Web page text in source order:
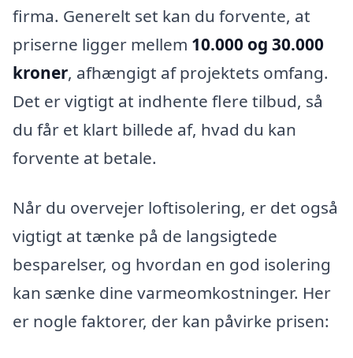
firma. Generelt set kan du forvente, at
priserne ligger mellem 10.000 og 30.000
kroner, afhængigt af projektets omfang.
Det er vigtigt at indhente flere tilbud, så
du får et klart billede af, hvad du kan
forvente at betale.
Når du overvejer loftisolering, er det også
vigtigt at tænke på de langsigtede
besparelser, og hvordan en god isolering
kan sænke dine varmeomkostninger. Her
er nogle faktorer, der kan påvirke prisen: